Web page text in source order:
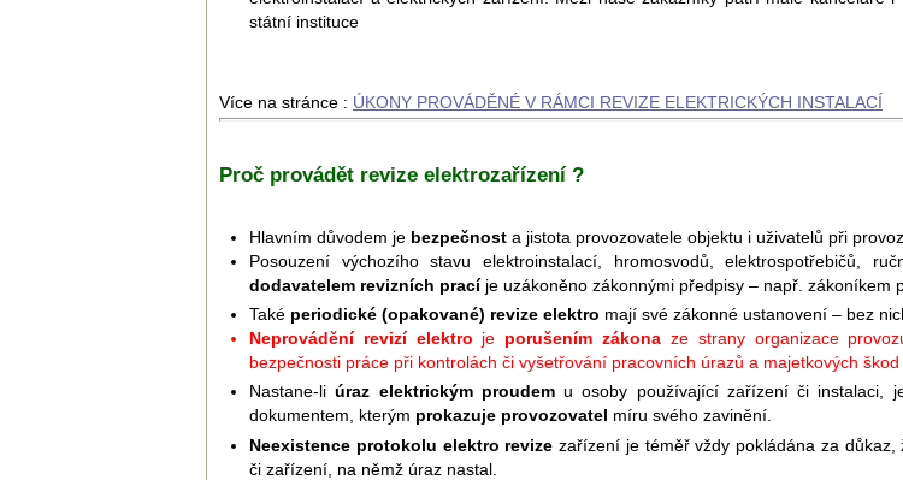
státní instituce
Více na stránce : ÚKONY PROVÁDĚNÉ V RÁMCI REVIZE ELEKTRICKÝCH INSTALACÍ
Proč provádět revize elektrozařízení ?
Hlavním důvodem je bezpečnost a jistota provozovatele objektu i uživatelů při
Posouzení výchozího stavu elektroinstalací, hromosvodů, elektrospotřebičů,
dodavatelem revizních pracíje uzákoněno zákonnými předpisy – např. zákoníkem
Také periodické (opakované) revize elektro mají své zákonné ustanovení – bez
Neprovádění revizí elektro je porušením zákona ze strany organizace
bezpečnosti práce při kontrolách či vyšetřování pracovních úrazů a majetkových škod
Nastane-liúraz elektrickým proudemu osoby používající zařízení či instalaci,
dokumentem, kterým prokazuje provozovatel míru svého zavinění.
Neexistence protokolu elektro revize zařízení je téměř vždy pokládána za důkaz,
či zařízení, na němž úraz nastal.